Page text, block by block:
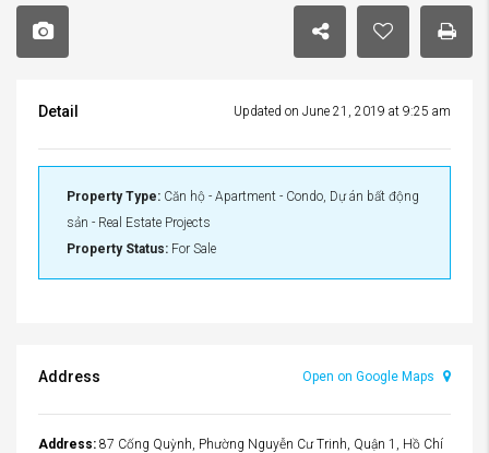
Detail Updated on June 21, 2019 at 9:25 am
Property Type: Căn hộ - Apartment - Condo, Dự án bất động
sản - Real Estate Projects
Property Status: For Sale
Address Open on Google Maps
Address: 87 Cống Quỳnh, Phường Nguyễn Cư Trinh, Quận 1, Hồ Chí